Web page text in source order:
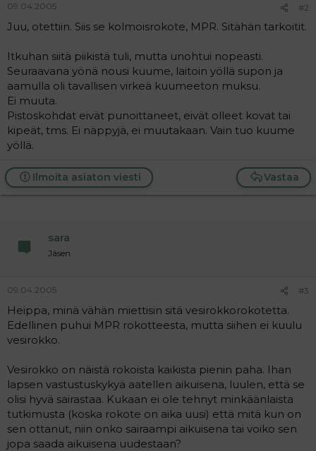
09.04.2005 #2
Juu, otettiin. Siis se kolmoisrokote, MPR. Sitähän tarkoitit.
Itkuhan siitä piikistä tuli, mutta unohtui nopeasti.
Seuraavana yönä nousi kuume, laitoin yöllä supon ja
aamulla oli tavallisen virkeä kuumeeton muksu.
Ei muuta.
Pistoskohdat eivät punoittaneet, eivät olleet kovat tai
kipeät, tms. Ei näppyjä, ei muutakaan. Vain tuo kuume
yöllä.
Vastaa
Ilmoita asiaton viesti
sara
Jäsen
09.04.2005 #3
Heippa, minä vähän miettisin sitä vesirokkorokotetta.
Edellinen puhui MPR rokotteesta, mutta siihen ei kuulu
vesirokko.
Vesirokko on näistä rokoista kaikista pienin paha. Ihan
lapsen vastustuskykyä aatellen aikuisena, luulen, että se
olisi hyvä sairastaa. Kukaan ei ole tehnyt minkäänlaista
tutkimusta (koska rokote on aika uusi) että mitä kun on
sen ottanut, niin onko sairaampi aikuisena tai voiko sen
jopa saada aikuisena uudestaan?